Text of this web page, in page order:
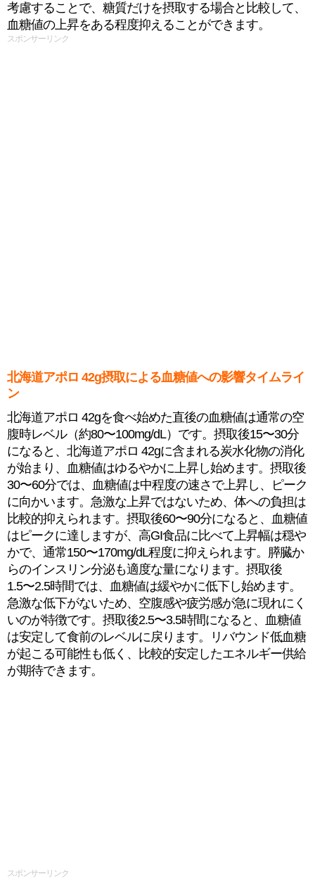
考慮することで、糖質だけを摂取する場合と比較して、
血糖値の上昇をある程度抑えることができます。
スポンサーリンク
北海道アポロ 42g摂取による血糖値への影響タイムライ
ン
北海道アポロ 42gを食べ始めた直後の血糖値は通常の空
腹時レベル（約80〜100mg/dL）です。摂取後15〜30分
になると、北海道アポロ 42gに含まれる炭水化物の消化
が始まり、血糖値はゆるやかに上昇し始めます。摂取後
30〜60分では、血糖値は中程度の速さで上昇し、ピーク
に向かいます。急激な上昇ではないため、体への負担は
比較的抑えられます。摂取後60〜90分になると、血糖値
はピークに達しますが、高GI食品に比べて上昇幅は穏や
かで、通常150〜170mg/dL程度に抑えられます。膵臓か
らのインスリン分泌も適度な量になります。摂取後
1.5〜2.5時間では、血糖値は緩やかに低下し始めます。
急激な低下がないため、空腹感や疲労感が急に現れにく
いのが特徴です。摂取後2.5〜3.5時間になると、血糖値
は安定して食前のレベルに戻ります。リバウンド低血糖
が起こる可能性も低く、比較的安定したエネルギー供給
が期待できます。
スポンサーリンク